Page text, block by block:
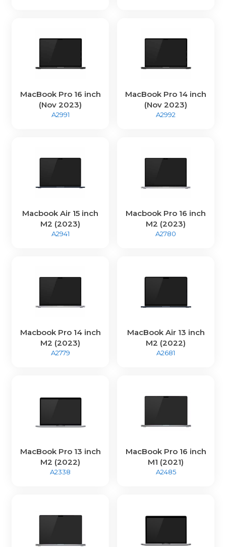
MacBook Pro 16 inch
(Nov 2023)
A2991
MacBook Pro 14 inch
(Nov 2023)
A2992
Macbook Air 15 inch
M2 (2023)
A2941
Macbook Pro 16 inch
M2 (2023)
A2780
Macbook Pro 14 inch
M2 (2023)
A2779
MacBook Air 13 inch
M2 (2022)
A2681
MacBook Pro 13 inch
M2 (2022)
A2338
MacBook Pro 16 inch
M1 (2021)
A2485